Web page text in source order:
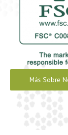
Más Sobre